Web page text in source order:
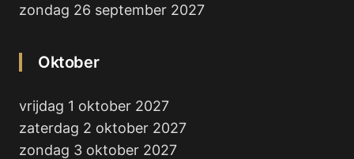
zondag 26 september 2027
Oktober
vrijdag 1 oktober 2027
zaterdag 2 oktober 2027
zondag 3 oktober 2027